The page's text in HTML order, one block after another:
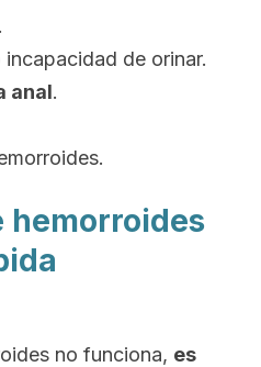
de orinar.
anal.
hemorroides
no funciona, es